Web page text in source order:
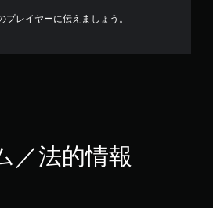
プレイヤーに伝えましょう。
／法的情報